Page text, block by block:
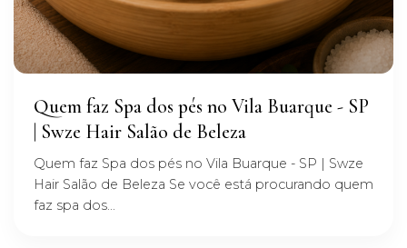
Quem faz Spa dos pés no Vila Buarque - SP
| Swze Hair Salão de Beleza
Quem faz Spa dos pés no Vila Buarque - SP | Swze
Hair Salão de Beleza Se você está procurando quem
faz spa dos...